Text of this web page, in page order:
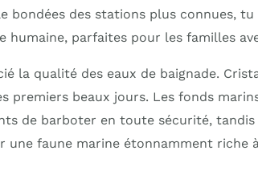
bondées des stations plus connues,
humaine, parfaites pour les familles
la qualité des eaux de baignade.
premiers beaux jours. Les fonds
de barboter en toute sécurité, tandis
une faune marine étonnamment riche